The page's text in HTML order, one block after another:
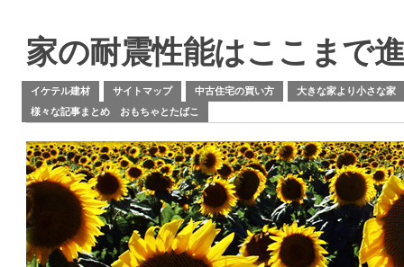
家の耐震性能はここまで
イケテル建材 サイトマップ 中古住宅の買い方
大きな家より小さな家
様々な記事まとめ おもちゃとたばこ